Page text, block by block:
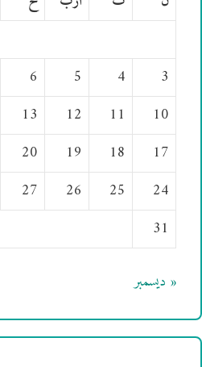
3
4
5
6
10
11
12
13
17
18
19
20
24
25
26
27
31
« ديسمبر